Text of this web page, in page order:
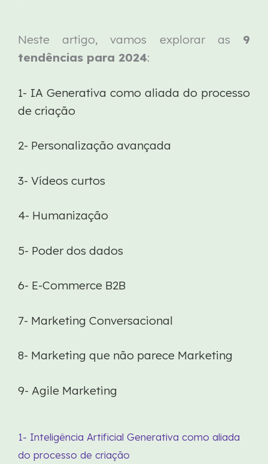
Neste artigo, vamos explorar as 9
tendências para 2024:
1- IA Generativa como aliada do processo
de criação
2- Personalização avançada
3- Vídeos curtos
4- Humanização
5- Poder dos dados
6- E-Commerce B2B
7- Marketing Conversacional
8- Marketing que não parece Marketing
9- Agile Marketing
1- Inteligência Artificial Generativa como aliada
do processo de criação